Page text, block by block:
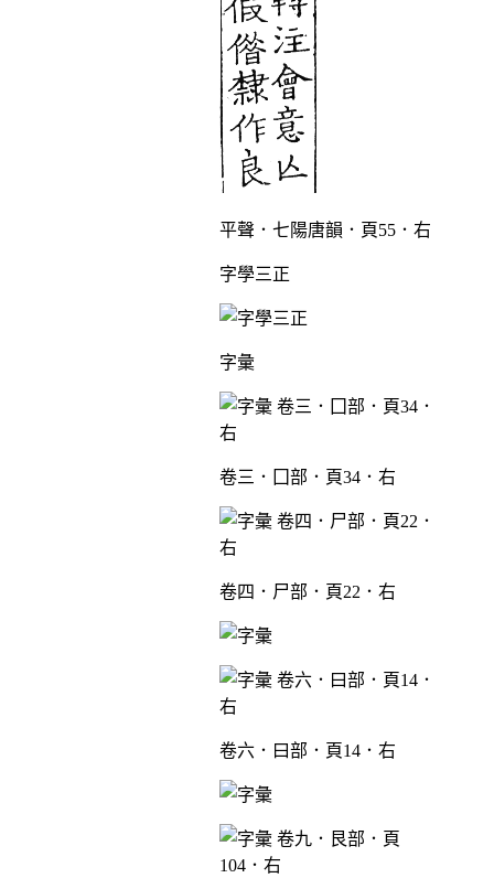
平聲．七陽唐韻．頁55．右
字學三正
字彙
卷三．囗部．頁34．右
卷四．尸部．頁22．右
卷六．曰部．頁14．右